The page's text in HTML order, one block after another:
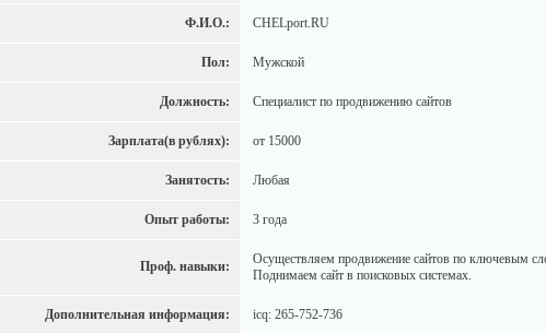
Ф.И.О.: CHELport.RU
Пол: Мужской
Должность: Специалист по продвижению сайтов
Зарплата(в рублях): от 15000
Занятость: Любая
Опыт работы: 3 года
Проф. навыки:
Осуществляем продвижение сайтов по ключевым
Поднимаем сайт в поисковых системах.
Дополнительная информация: icq: 265-752-736